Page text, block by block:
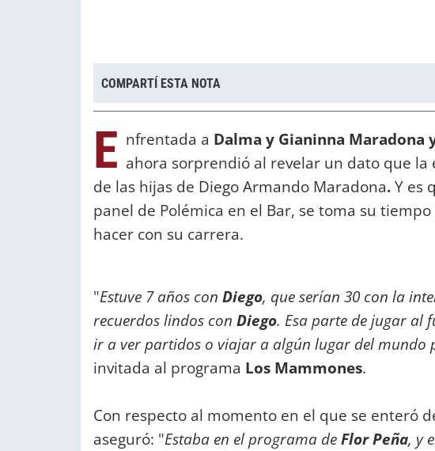
COMPARTÍ ESTA NOTA
E nfrentada a Dalma y Gianinna Maradona
ahora sorprendió al revelar un dato que
de las hijas de Diego Armando Maradona.Y es
panel de Polémica en el Bar, se toma su
hacer con su carrera.
"Estuve 7 años con Diego, que serían 30 con la
recuerdos lindos con Diego. Esa parte de jugar al
ir a ver partidos o viajar a algún lugar del mundo
invitada al programa Los Mammones.
Con respecto al momento en el que se enteró
aseguró: "Estaba en el programa deFlor Peña, y